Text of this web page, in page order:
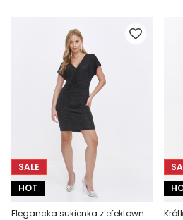
SALE
HOT
Elegancka sukienka z efektownym drapowaniem z przodu